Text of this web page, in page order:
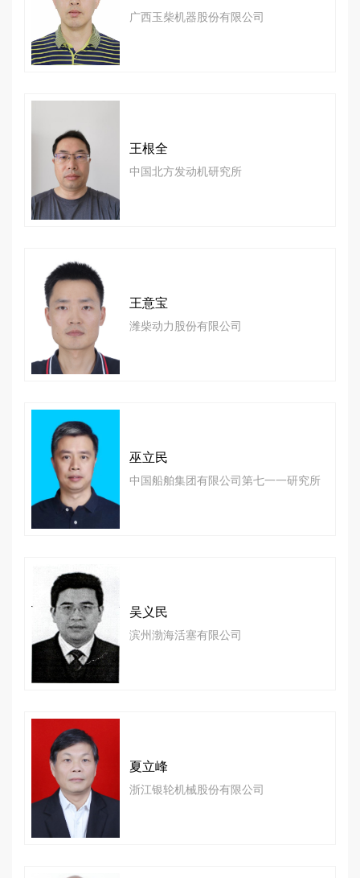
广西玉柴机器股份有限公司
王根全
中国北方发动机研究所
王意宝
潍柴动力股份有限公司
巫立民
中国船舶集团有限公司第七一一研究所
吴义民
滨州渤海活塞有限公司
夏立峰
浙江银轮机械股份有限公司